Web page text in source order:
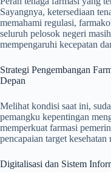
Sayangnya, ketersediaan
memahami regulasi,
seluruh pelosok negeri
mempengaruhi kecepatan
Strategi Pengembangan
Depan
Melihat kondisi saat ini,
pemangku kepentingan
memperkuat farmasi
pencapaian target kesehatan
Digitalisasi dan Sistem